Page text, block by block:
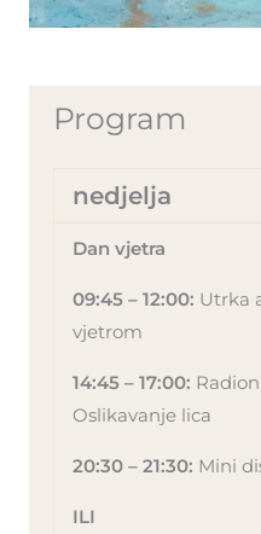
Program
nedjelja
Dan vjetra
09:45 – 12:00: Utrka
vjetrom
14:45 – 17:00:
Oslikavanje lica
20:30 – 21:30: Mini
ILI